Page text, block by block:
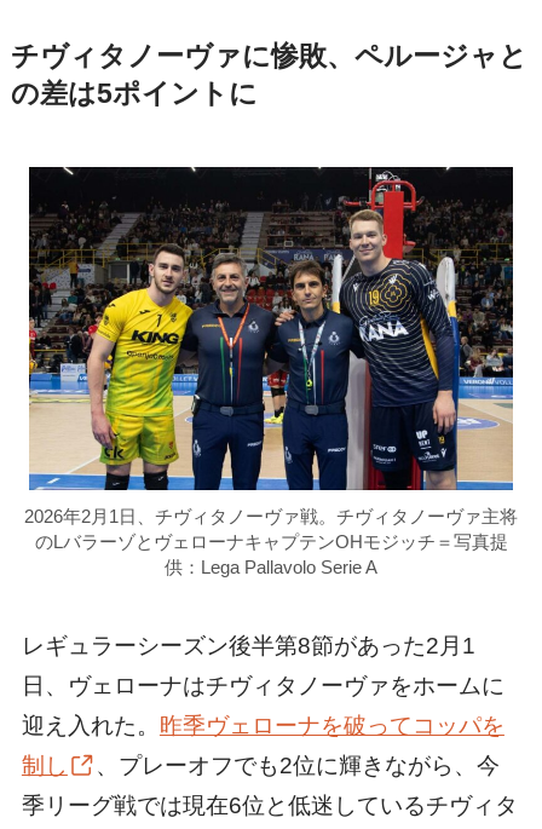
チヴィタノーヴァに惨敗、ペルージャと
の差は5ポイントに
2026年2月1日、チヴィタノーヴァ戦。チヴィタノーヴァ主将
のLバラーゾとヴェローナキャプテンOHモジッチ＝写真提
供：Lega Pallavolo Serie A
レギュラーシーズン後半第8節があった2月1
日、ヴェローナはチヴィタノーヴァをホームに
迎え入れた。 昨季ヴェローナを破ってコッパを
制し
、プレーオフでも2位に輝きながら、今
季リーグ戦では現在6位と低迷しているチヴィタ